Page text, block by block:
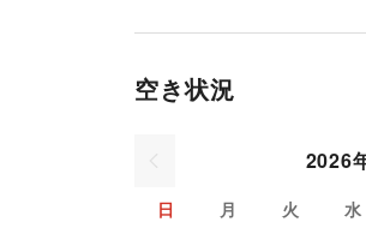
空き状況
2026
日 月 火 水